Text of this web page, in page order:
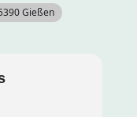
Gießen